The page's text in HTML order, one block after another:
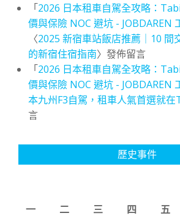
「2026 日本租車自駕全攻略：
價與保險 NOC 避坑 - JOBDAREN
〈2025 新宿車站飯店推薦｜10 間
的新宿住宿指南〉發佈留言
「2026 日本租車自駕全攻略：
價與保險 NOC 避坑 - JOBDAREN
本九州F3自駕，租車人氣首選就
言
歷史事件
一
二 三 四 五